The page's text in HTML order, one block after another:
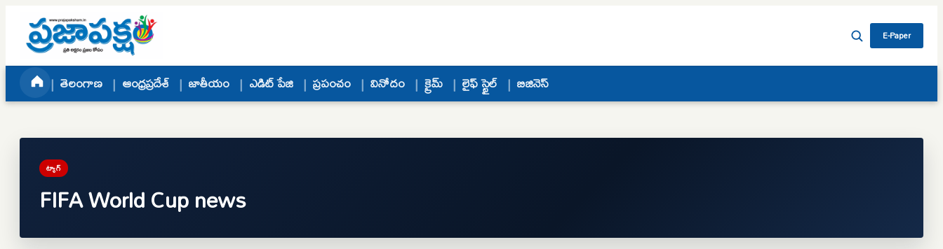
Skip to content
E-Paper
తెలంగాణ ఆంధ్రప్రదేశ్ జాతీయం ఎడిట్ పేజి ప్రపంచం వినోదం క్రైమ్ లైఫ్ స్టైల్ బిజినెస్
ట్యాగ్
FIFA World Cup news